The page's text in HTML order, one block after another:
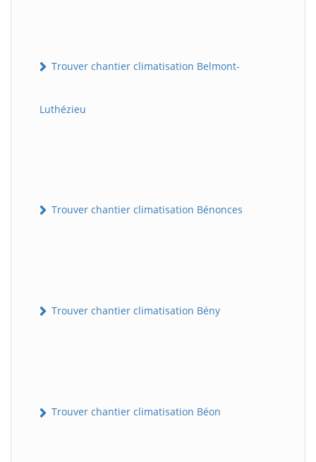
Trouver chantier climatisation Belmont-
Luthézieu
Trouver chantier climatisation Bénonces
Trouver chantier climatisation Bény
Trouver chantier climatisation Béon